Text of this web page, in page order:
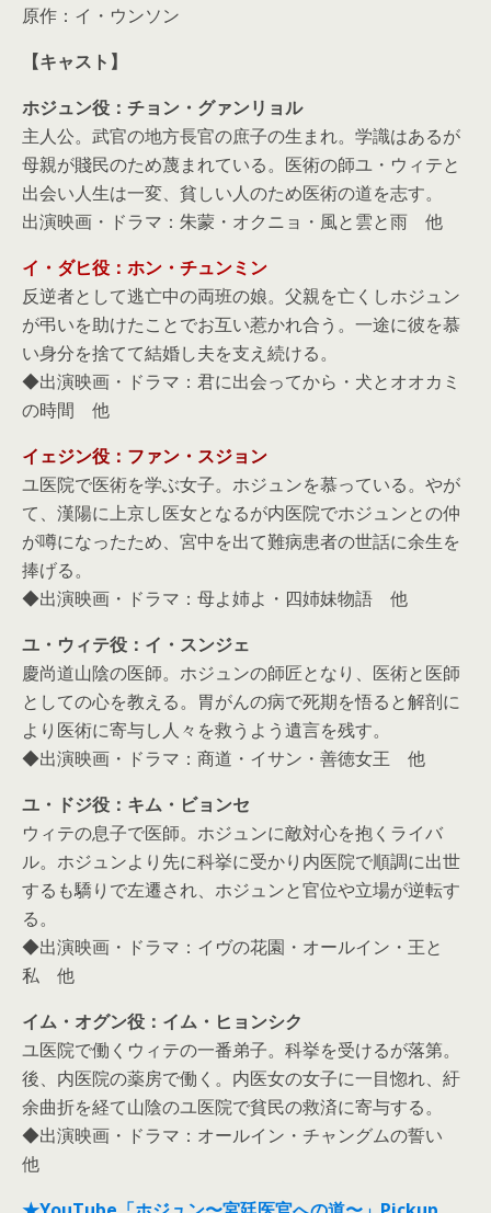
原作：イ・ウンソン
【キャスト】
ホジュン役：チョン・グァンリョル
主人公。武官の地方長官の庶子の生まれ。学識はあるが
母親が賤民のため蔑まれている。医術の師ユ・ウィテと
出会い人生は一変、貧しい人のため医術の道を志す。
出演映画・ドラマ：朱蒙・オクニョ・風と雲と雨 他
イ・ダヒ役：ホン・チュンミン
反逆者として逃亡中の両班の娘。父親を亡くしホジュン
が弔いを助けたことでお互い惹かれ合う。一途に彼を慕
い身分を捨てて結婚し夫を支え続ける。
◆出演映画・ドラマ：君に出会ってから・犬とオオカミ
の時間 他
イェジン役：ファン・スジョン
ユ医院で医術を学ぶ女子。ホジュンを慕っている。やが
て、漢陽に上京し医女となるが内医院でホジュンとの仲
が噂になったため、宮中を出て難病患者の世話に余生を
捧げる。
◆出演映画・ドラマ：母よ姉よ・四姉妹物語 他
ユ・ウィテ役：イ・スンジェ
慶尚道山陰の医師。ホジュンの師匠となり、医術と医師
としての心を教える。胃がんの病で死期を悟ると解剖に
より医術に寄与し人々を救うよう遺言を残す。
◆出演映画・ドラマ：商道・イサン・善徳女王 他
ユ・ドジ役：キム・ビョンセ
ウィテの息子で医師。ホジュンに敵対心を抱くライバ
ル。ホジュンより先に科挙に受かり内医院で順調に出世
するも驕りで左遷され、ホジュンと官位や立場が逆転す
る。
◆出演映画・ドラマ：イヴの花園・オールイン・王と
私 他
イム・オグン役：イム・ヒョンシク
ユ医院で働くウィテの一番弟子。科挙を受けるが落第。
後、内医院の薬房で働く。内医女の女子に一目惚れ、紆
余曲折を経て山陰のユ医院で貧民の救済に寄与する。
◆出演映画・ドラマ：オールイン・チャングムの誓い
他